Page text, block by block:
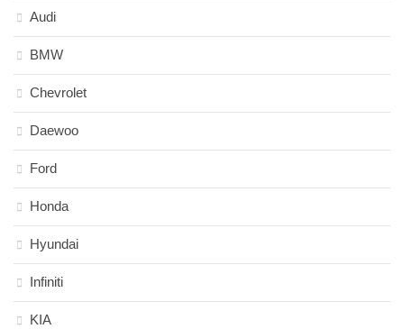
Audi
BMW
Chevrolet
Daewoo
Ford
Honda
Hyundai
Infiniti
KIA